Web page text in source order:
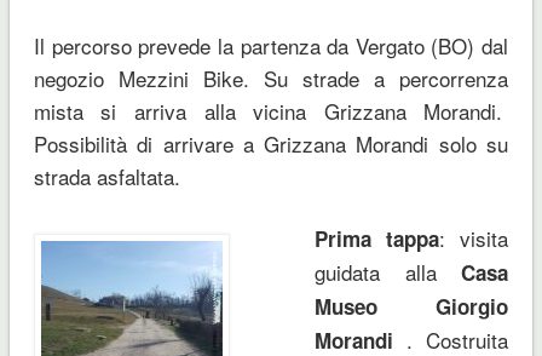
Il percorso prevede la partenza da Vergato (BO) dal
negozio Mezzini Bike. Su strade a percorrenza
mista si arriva alla vicina Grizzana Morandi.
Possibilità di arrivare a Grizzana Morandi solo su
strada asfaltata.
Prima tappa: visita
guidata allaCasa
Museo Giorgio
Morandi . Costruita